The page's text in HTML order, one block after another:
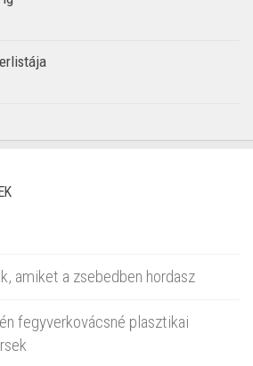
amiket a zsebedben hordasz
fegyverkovácsné plasztikai